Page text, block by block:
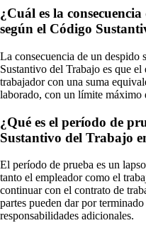
¿Cuál es la
según el Código
La consecuencia de un despido
Sustantivo del Trabajo es que
trabajador con una suma
laborado, con un límite máximo
¿Qué es el período de
Sustantivo del Trabajo
El período de prueba es un
tanto el empleador como el
continuar con el contrato de
partes pueden dar por
responsabilidades adicionales.